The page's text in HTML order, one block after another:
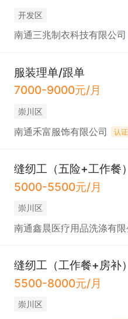
开发区
南通三兆制衣科技有限公司
服装理单/跟单
7000-9000元/月
崇川区
南通禾富服饰有限公司 认证
缝纫工（五险+工作餐）
5000-5500元/月
崇川区
南通鑫晨医疗用品洗涤有限
缝纫工（工作餐+房补）
5500-8000元/月
崇川区